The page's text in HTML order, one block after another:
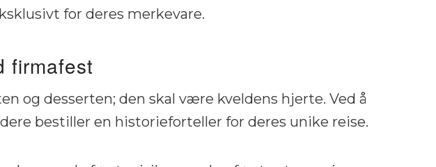
for deres merkevare.
firmafest
og desserten; den skal være kveldens hjerte. Ved å
bestiller en historieforteller for deres unike reise.